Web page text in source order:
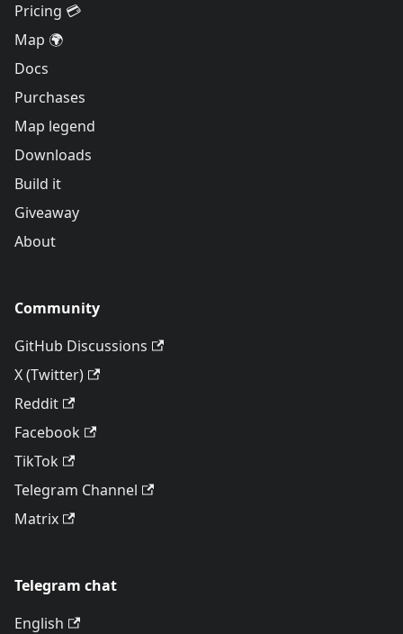
Pricing 💳
Map 🌍
Docs
Purchases
Map legend
Downloads
Build it
Giveaway
About
Community
GitHub Discussions
X (Twitter)
Reddit
Facebook
TikTok
Telegram Channel
Matrix
Telegram chat
English